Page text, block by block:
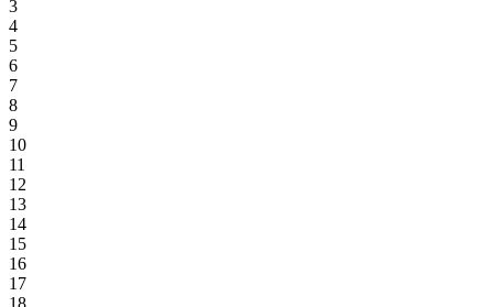
3
4
5
6
7
8
9
10
11
12
13
14
15
16
17